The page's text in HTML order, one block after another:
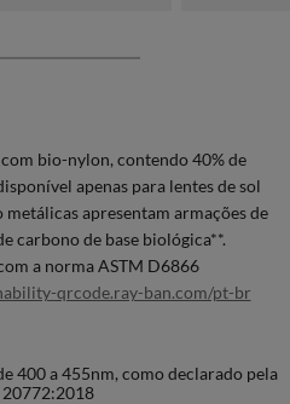
bio-nylon, contendo 40% de
apenas para lentes de sol
metálicas apresentam armações de
carbono de base biológica**.
a norma ASTM D6866
qrcode.ray-ban.com/pt-br
400 a 455nm, como declarado pela
20772:2018